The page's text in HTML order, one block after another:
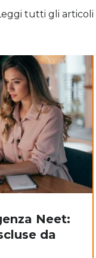
tutti gli articoli
Neet:
da